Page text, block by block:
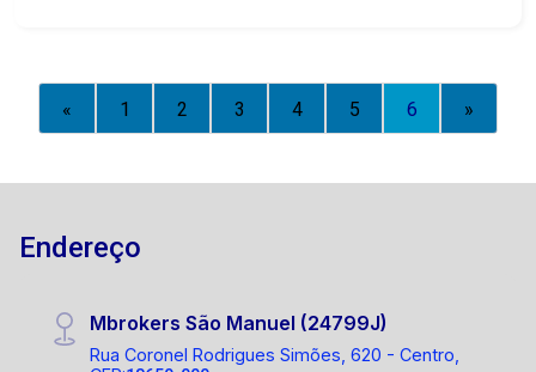
« 1 2 3 4 5 6 »
Endereço
Mbrokers São Manuel (24799J)
Rua Coronel Rodrigues Simões, 620 - Centro,